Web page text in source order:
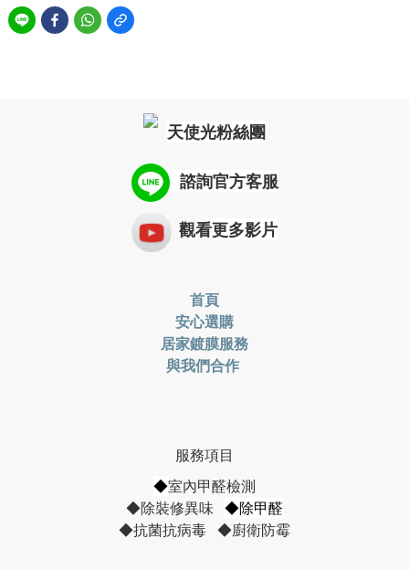
天使光粉絲團
諮詢官方客服
觀看更多影片
首頁
安心選購
居家鍍膜服務
與我們合作
服務項目
◆室內甲醛檢測
◆除裝修異味 ◆除甲醛
◆抗菌抗病毒 ◆廚衛防霉